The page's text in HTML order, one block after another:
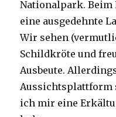
Nationalpark. Beim
eine ausgedehnte
Wir sehen
Schildkröte und
Ausbeute.
Aussichtsplattform
ich mir eine